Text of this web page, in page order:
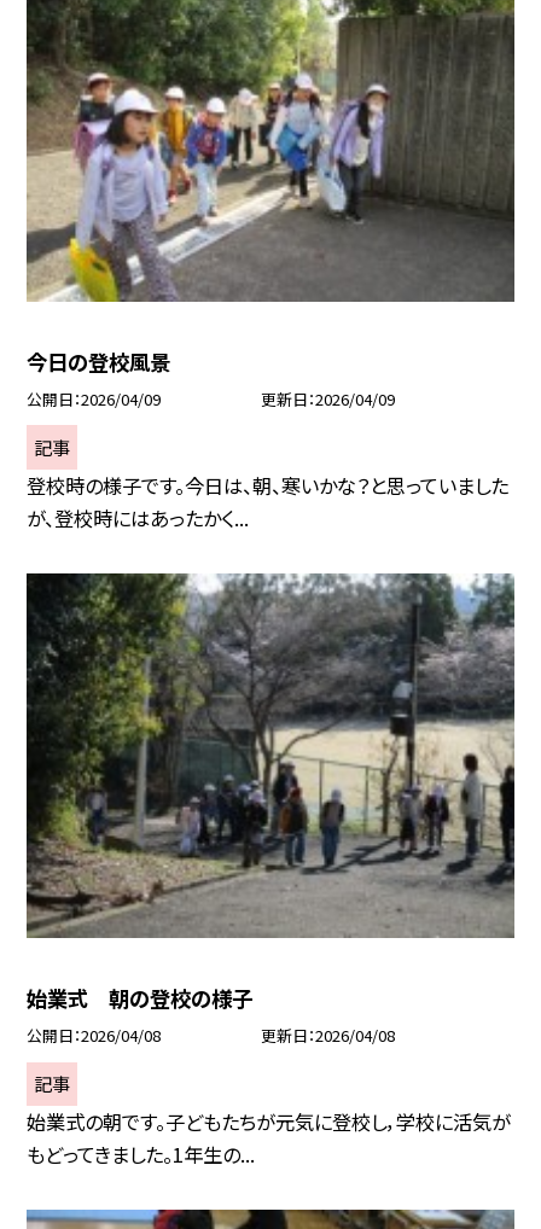
今日の登校風景
公開日 2026/04/09 更新日 2026/04/09
記事
登校時の様子です。今日は、朝、寒いかな？と思っていました
が、登校時にはあったかく...
始業式 朝の登校の様子
公開日 2026/04/08 更新日 2026/04/08
記事
始業式の朝です。子どもたちが元気に登校し，学校に活気が
もどってきました。1年生の...